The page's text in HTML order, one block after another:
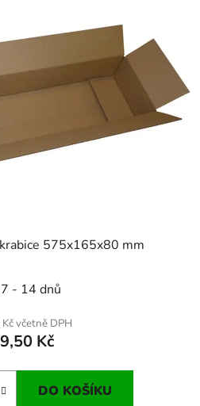
575x165x80 mm
- 14 dnů
včetně DPH
Kč
DO KOŠÍKU